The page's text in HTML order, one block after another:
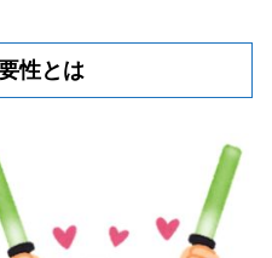
性とは